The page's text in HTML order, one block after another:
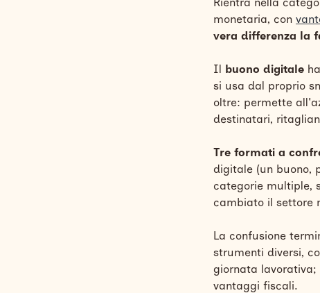
monetaria, con
vera differenza la
Il buono digitale
si usa dal proprio
oltre: permette
destinatari,
Tre formati a
digitale (un buono,
categorie multiple,
cambiato il settore
La confusione
strumenti diversi, co
giornata
vantaggi fiscali.